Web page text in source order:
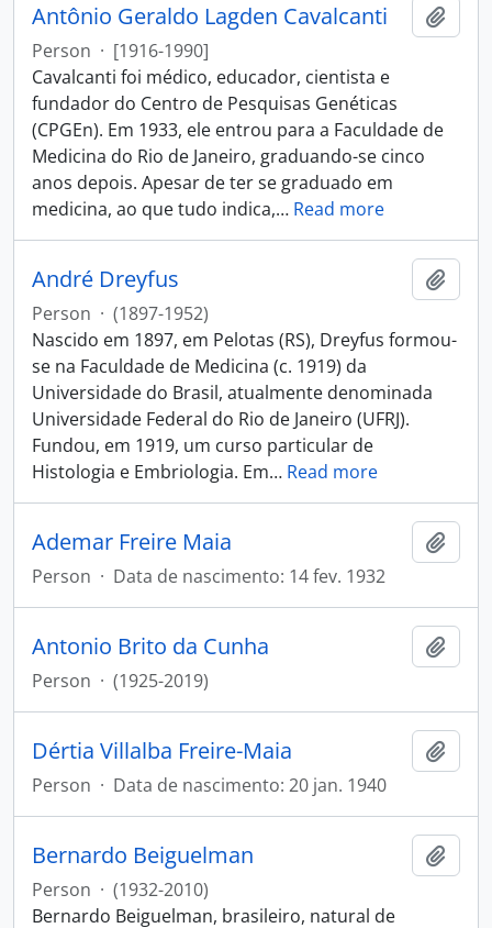
Antônio Geraldo Lagden Cavalcanti
Person · [1916-1990]
Cavalcanti foi médico, educador, cientista e
fundador do Centro de Pesquisas Genéticas
(CPGEn). Em 1933, ele entrou para a Faculdade de
Medicina do Rio de Janeiro, graduando-se cinco
anos depois. Apesar de ter se graduado em
medicina, ao que tudo indica,… Read more
André Dreyfus
Person · (1897-1952)
Nascido em 1897, em Pelotas (RS), Dreyfus formou-
se na Faculdade de Medicina (c. 1919) da
Universidade do Brasil, atualmente denominada
Universidade Federal do Rio de Janeiro (UFRJ).
Fundou, em 1919, um curso particular de
Histologia e Embriologia. Em… Read more
Ademar Freire Maia
Person · Data de nascimento: 14 fev. 1932
Antonio Brito da Cunha
Person · (1925-2019)
Dértia Villalba Freire-Maia
Person · Data de nascimento: 20 jan. 1940
Bernardo Beiguelman
Person · (1932-2010)
Bernardo Beiguelman, brasileiro, natural de